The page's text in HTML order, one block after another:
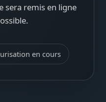
sera remis en ligne
en cours